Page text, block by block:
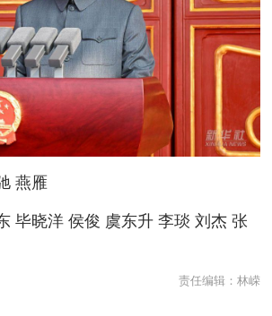
燕雁
毕晓洋 侯俊 虞东升 李琰 刘杰 张
责任编辑： 林嵘